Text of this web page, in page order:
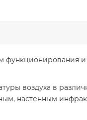
функционирования и
воздуха в
настенным